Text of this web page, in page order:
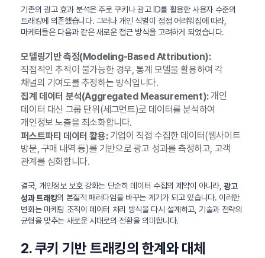
기존의 광고 효과 분석은 주로 쿠키나 광고 ID를 활용한 사용자 수준의
트래킹에 의존했습니다. 그러나 개인 식별이 점점 어려워짐에 따라,
마케터들은 다음과 같은 새로운 접근 방식을 고려하게 되었습니다.
모델링기반 측정(Modeling-Based Attribution):
직접적인 추적이 불가능한 경우, 통계 모델을 활용하여 각
채널의 기여도를 추정하는 방식입니다.
집계 데이터 분석(Aggregated Measurement):개인
데이터 대신 그룹 단위(세그먼트)로 데이터를 분석하여
개인정보 노출을 최소화합니다.
퍼스트파티 데이터 활용:기업이 직접 수집한 데이터(웹사이트
방문, 구매 내역 등)를 기반으로 광고 성과를 측정하고, 고객
관계를 심화합니다.
결국, 개인정보 보호 강화는 단순히 데이터 수집의 제약이 아니라,광고
성과 트래킹의 본질적 패러다임을 바꾸는 계기가 되고 있습니다. 이러한
변화는 마케팅 조직이 데이터 처리 방식을 다시 설계하고, 기술과 전략의
균형을 맞추는 새로운 시대로의 전환을 의미합니다.
2. 쿠키 기반 트래킹의 한계와 대체